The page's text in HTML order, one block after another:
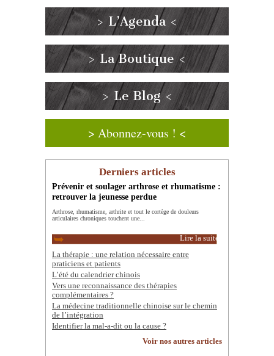
> L’Agenda <
> La Boutique <
> Le Blog <
> Abonnez-vous ! <
Derniers articles
Prévenir et soulager arthrose et rhumatisme :
retrouver la jeunesse perdue
Arthrose, rhumatisme, arthrite et tout le cortège de douleurs
articulaires chroniques touchent une...
Lire la suite
La thérapie : une relation nécessaire entre
praticiens et patients
L’été du calendrier chinois
Vers une reconnaissance des thérapies
complémentaires ?
La médecine traditionnelle chinoise sur le chemin
de l’intégration
Identifier la mal-a-dit ou la cause ?
Voir nos autres articles